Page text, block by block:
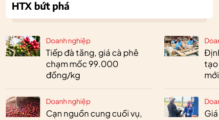
Doanh nghiệp
Tiếp đà tăng, giá cà phê
chạm mốc 99.000
đồng/kg
Doanh nghiệp
Cạn nguồn cung cuối vụ,
tạo
HTX bứt phá